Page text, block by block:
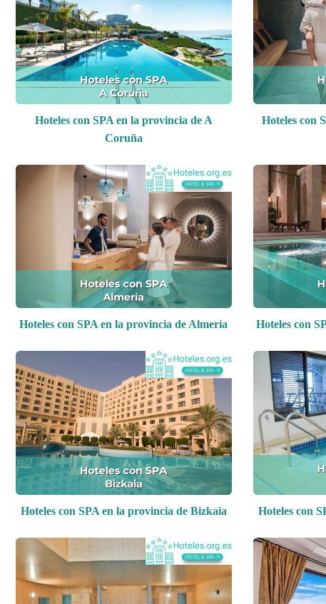
Hoteles con SPA en la provincia de A
Coruña
Hoteles con
Hoteles con SPA en la provincia de Almería Hoteles con
Hoteles con SPA en la provincia de Bizkaia Hoteles con